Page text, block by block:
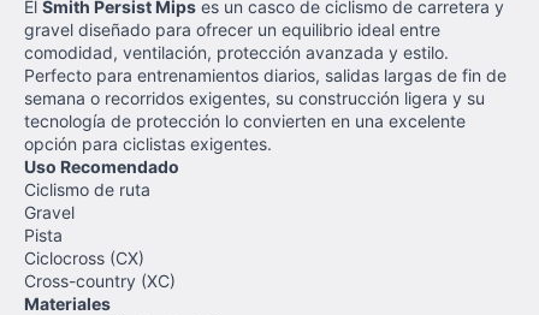
El Smith Persist Mips es un casco de ciclismo de carretera y
gravel diseñado para ofrecer un equilibrio ideal entre
comodidad, ventilación, protección avanzada y estilo.
Perfecto para entrenamientos diarios, salidas largas de fin de
semana o recorridos exigentes, su construcción ligera y su
tecnología de protección lo convierten en una excelente
opción para ciclistas exigentes.
Uso Recomendado
Ciclismo de ruta
Gravel
Pista
Ciclocross (CX)
Cross-country (XC)
Materiales